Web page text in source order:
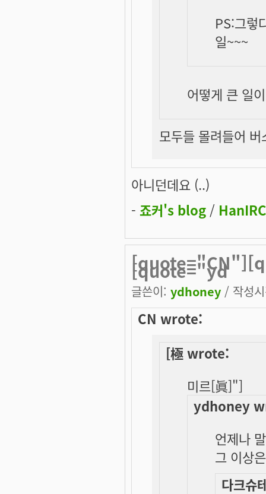
PS:그렇
일~~~
어떻게 큰 일
모두들 몰려들어
아니던데요 (..)
- 죠커's blog /
[quote="yd
글쓴이: ydhoney / 작성
CN wrote:
[極 wrote:
미르[眞]"]
ydhoney
언제나
그 이상
다크슈